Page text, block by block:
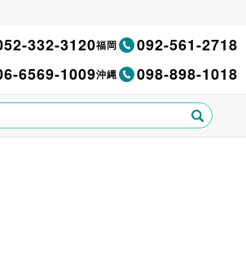
332-3120福岡 092-561-2718
6569-1009沖縄 098-898-1018